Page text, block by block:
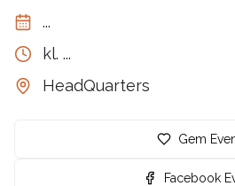
...
kl. ...
HeadQuarters
Gem
Facebook